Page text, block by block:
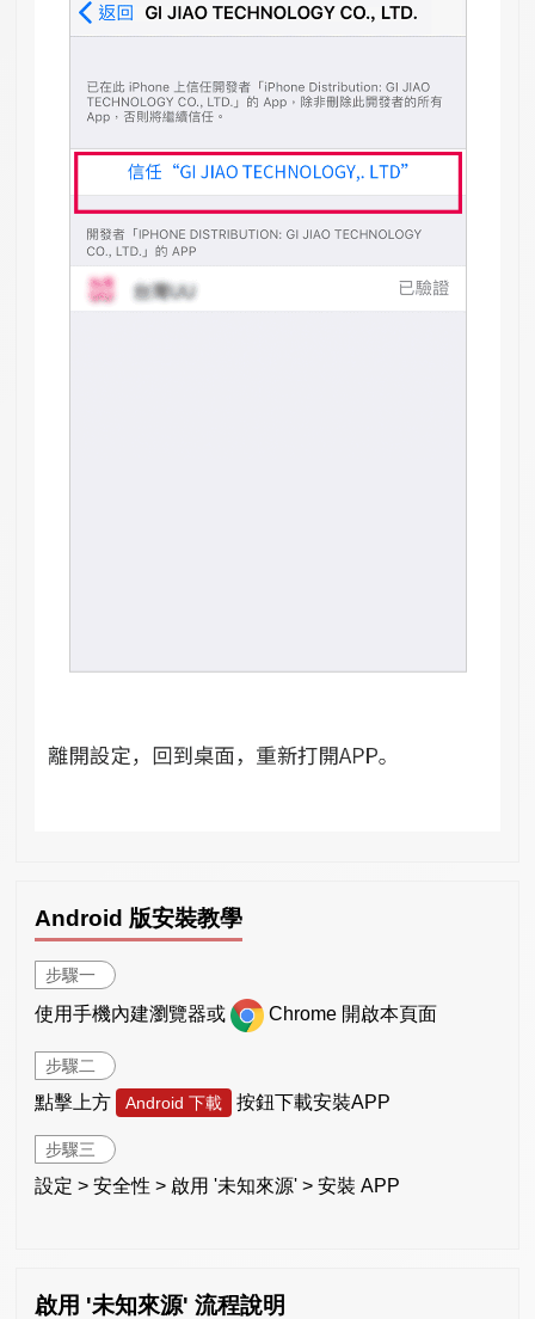
Android 版安裝教學
步驟一
使用手機內建瀏覽器或 Chrome 開啟本頁面
步驟二
點擊上方 Android 下載 按鈕下載安裝APP
步驟三
設定 > 安全性 > 啟用 '未知來源' > 安裝 APP
啟用 '未知來源' 流程說明